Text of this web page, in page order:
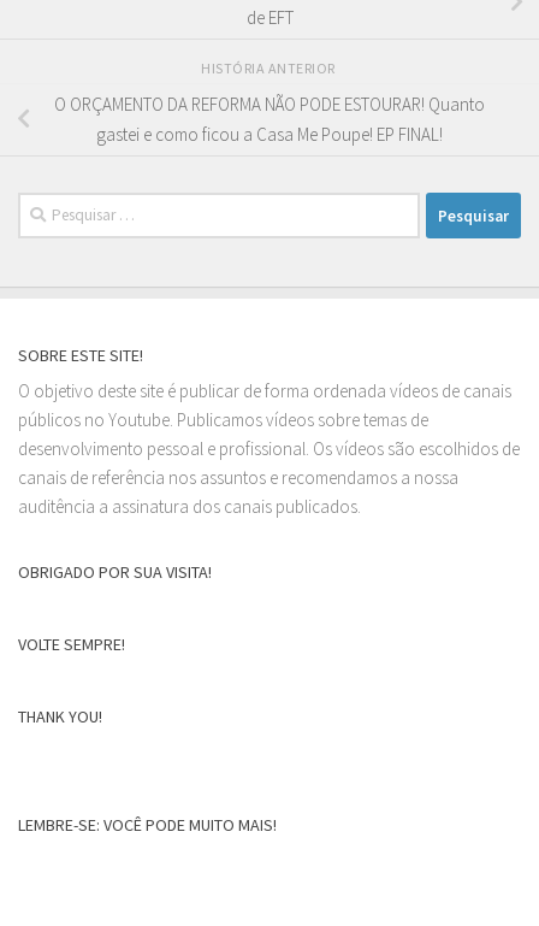
de EFT
HISTÓRIA ANTERIOR
O ORÇAMENTO DA REFORMA NÃO PODE ESTOURAR! Quanto
gastei e como ficou a Casa Me Poupe! EP FINAL!
Pesquisar
por:
SOBRE ESTE SITE!
O objetivo deste site é publicar de forma ordenada vídeos de canais
públicos no Youtube. Publicamos vídeos sobre temas de
desenvolvimento pessoal e profissional. Os vídeos são escolhidos de
canais de referência nos assuntos e recomendamos a nossa
auditência a assinatura dos canais publicados.
OBRIGADO POR SUA VISITA!
VOLTE SEMPRE!
THANK YOU!
LEMBRE-SE: VOCÊ PODE MUITO MAIS!